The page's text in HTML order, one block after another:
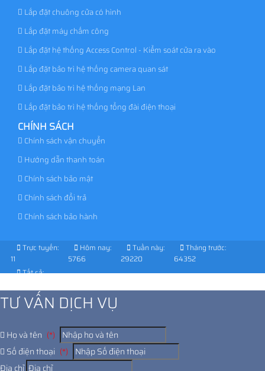
Lắp đặt chuông cửa có hình
Lắp đặt máy chấm công
Lắp đặt hệ thống Access Control - Kiểm soát cửa ra vào
Lắp đặt bảo trì hệ thống camera quan sát
Lắp đặt bảo trì hệ thống mạng Lan
Lắp đặt bảo trì hệ thống tổng đài điện thoại
CHÍNH SÁCH
Chính sách vận chuyển
Hướng dẫn thanh toán
Chính sách bảo mật
Chính sách đổi trả
Chính sách bảo hành
Trực tuyến:
11
Hôm nay:
5766
Tuần này:
29220
Tháng trước:
64352
Tất cả:
TƯ VẤN DỊCH VỤ
Họ và tên (*)
Số điện thoại (*)
Địa chỉ